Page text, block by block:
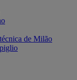
de Milão